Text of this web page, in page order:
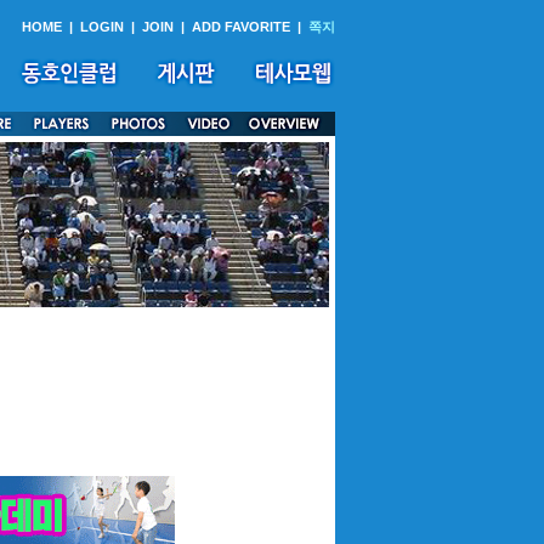
HOME | LOGIN | JOIN | ADD FAVORITE | 쪽지